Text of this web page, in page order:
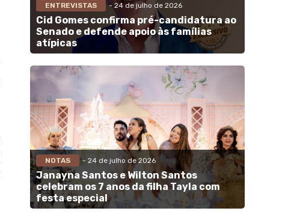
ENTREVISTAS - 24 de julho de 2026
Cid Gomes confirma pré-candidatura ao
Senado e defende apoio às famílias
atípicas
NOTAS - 24 de julho de 2026
Janayna Santos e Wilton Santos
celebram os 7 anos da filha Tayla com
festa especial